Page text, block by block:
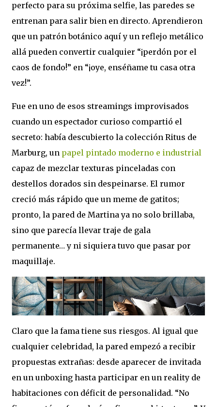
perfecto para su próxima selfie, las paredes se
entrenan para salir bien en directo. Aprendieron
que un patrón botánico aquí y un reflejo metálico
allá pueden convertir cualquier “¡perdón por el
caos de fondo!” en “¡oye, enséñame tu casa otra
vez!”.
Fue en uno de esos streamings improvisados
cuando un espectador curioso compartió el
secreto: había descubierto la colección Ritus de
Marburg, un papel pintado moderno e industrial
capaz de mezclar texturas pinceladas con
destellos dorados sin despeinarse. El rumor
creció más rápido que un meme de gatitos;
pronto, la pared de Martina ya no solo brillaba,
sino que parecía llevar traje de gala
permanente… y ni siquiera tuvo que pasar por
maquillaje.
Claro que la fama tiene sus riesgos. Al igual que
cualquier celebridad, la pared empezó a recibir
propuestas extrañas: desde aparecer de invitada
en un unboxing hasta participar en un reality de
habitaciones con déficit de personalidad. “No